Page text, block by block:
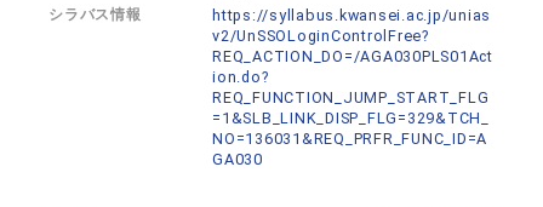
シラバス情報
https://syllabus.kwansei.ac.jp/unias
v2/UnSSOLoginControlFree?
REQ_ACTION_DO=/AGA030PLS01Act
ion.do?
REQ_FUNCTION_JUMP_START_FLG
=1&SLB_LINK_DISP_FLG=329&TCH_
NO=136031&REQ_PRFR_FUNC_ID=A
GA030